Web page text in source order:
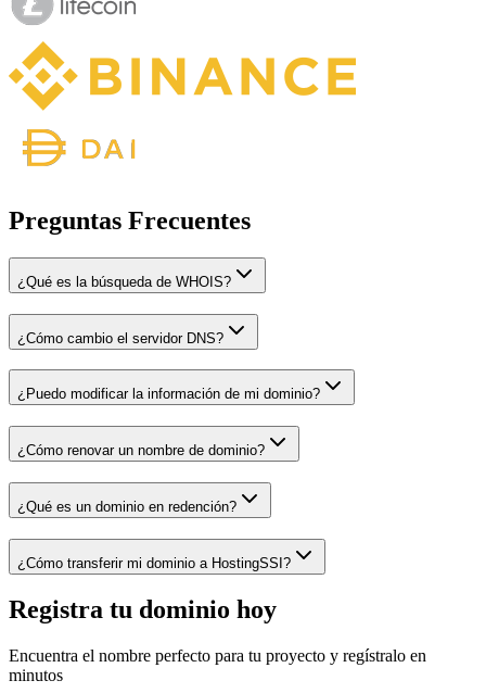
Preguntas Frecuentes
¿Qué es la búsqueda de WHOIS?
¿Cómo cambio el servidor DNS?
¿Puedo modificar la información de mi dominio?
¿Cómo renovar un nombre de dominio?
¿Qué es un dominio en redención?
¿Cómo transferir mi dominio a HostingSSI?
Registra tu dominio hoy
Encuentra el nombre perfecto para tu proyecto y regístralo en
minutos